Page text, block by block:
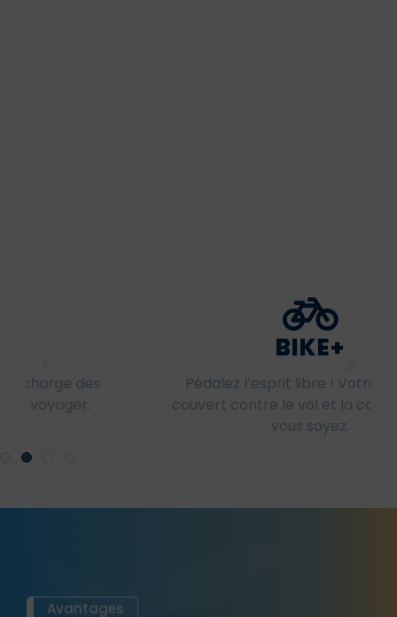
Pédalez l’esprit libre ! Votre vélo est
couvert contre le vol et la casse, où que
Avantages